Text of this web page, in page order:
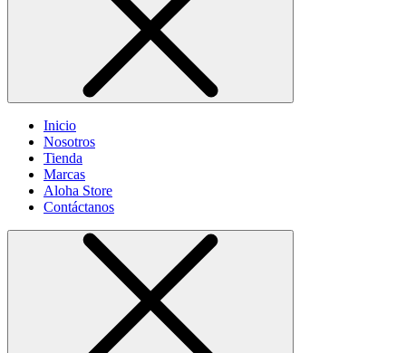
Inicio
Nosotros
Tienda
Marcas
Aloha Store
Contáctanos